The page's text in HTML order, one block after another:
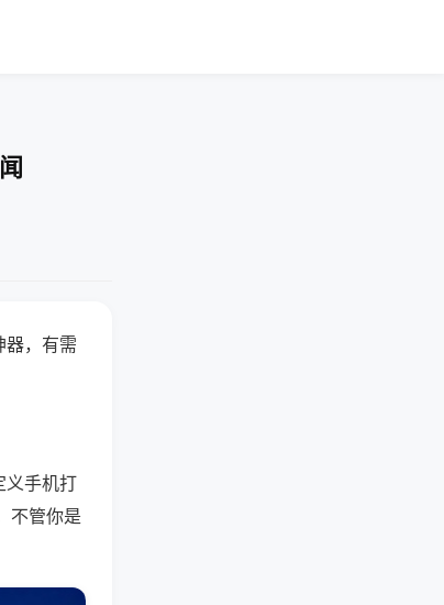
器，有需
义手机打
不管你是